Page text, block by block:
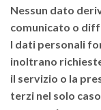
Nessun dato
comunicato o
I dati personali
inoltrano
il servizio o la
terzi nel solo